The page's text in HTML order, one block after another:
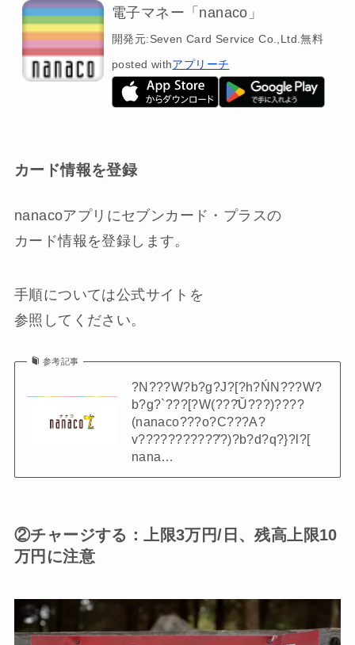
電子マネー「nanaco」
開発元:Seven Card Service Co.,Ltd.無料
posted withアプリーチ
カード情報を登録
nanacoアプリにセブンカード・プラスの
カード情報を登録します。
手順については公式サイトを
参照してください。
参考記事
?N???W?b?g?J?[?h?ŃN???W?
b?g?`???[?W(???̂Ǔ???)????
(nanaco???o?C???A?
v???????????̕?)?b?d?q?}?l?[
nana…
②チャージする：上限3万円/日、残高上限10
万円に注意